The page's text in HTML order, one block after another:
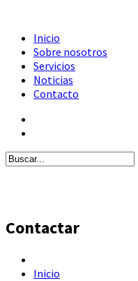
Inicio
Sobre nosotros
Servicios
Noticias
Contacto
Contactar
Inicio